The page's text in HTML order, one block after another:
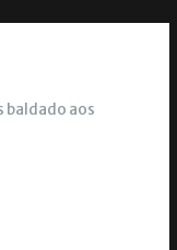
baldado aos